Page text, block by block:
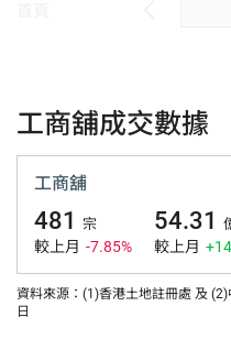
工商舖成交數據
工商舖
481 宗
較上月 -7.85%
54.31
較上月
資料來源：(1)香港土地註冊處 及
日